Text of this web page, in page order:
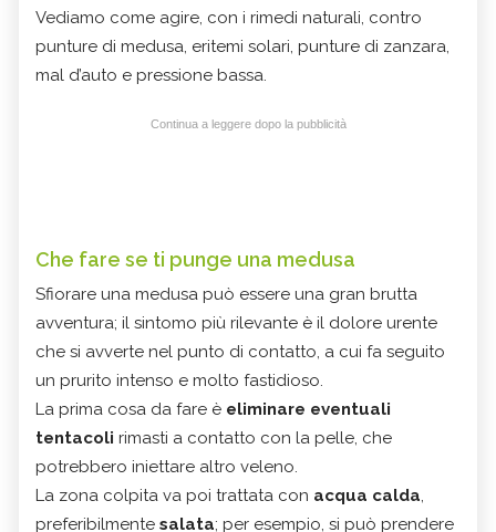
Vediamo come agire, con i rimedi naturali, contro
punture di medusa, eritemi solari, punture di zanzara,
mal d’auto e pressione bassa.
Continua a leggere dopo la pubblicità
Che fare se ti punge una medusa
Sfiorare una medusa può essere una gran brutta
avventura; il sintomo più rilevante è il dolore urente
che si avverte nel punto di contatto, a cui fa seguito
un prurito intenso e molto fastidioso.
La prima cosa da fare è eliminare eventuali
tentacoli rimasti a contatto con la pelle, che
potrebbero iniettare altro veleno.
La zona colpita va poi trattata con acqua calda,
preferibilmente salata; per esempio, si può prendere